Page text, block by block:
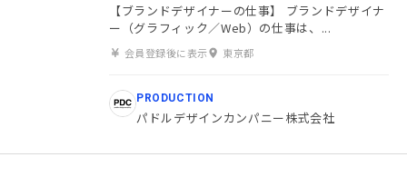
【ブランドデザイナーの仕事】 ブランドデザイナ
ー（グラフィック／Web）の仕事は、...
会員登録後に表示 東京都
PRODUCTION
パドルデザインカンパニー株式会社